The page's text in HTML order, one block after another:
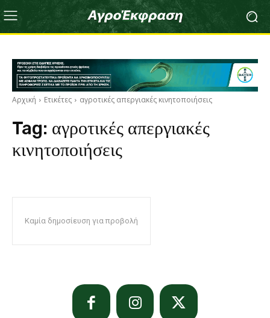
Αρχική Ετικέτες αγροτικές απεργιακές κινητοποιήσεις
Tag: αγροτικές απεργιακές
κινητοποιήσεις
Καμία δημοσίευση για προβολή